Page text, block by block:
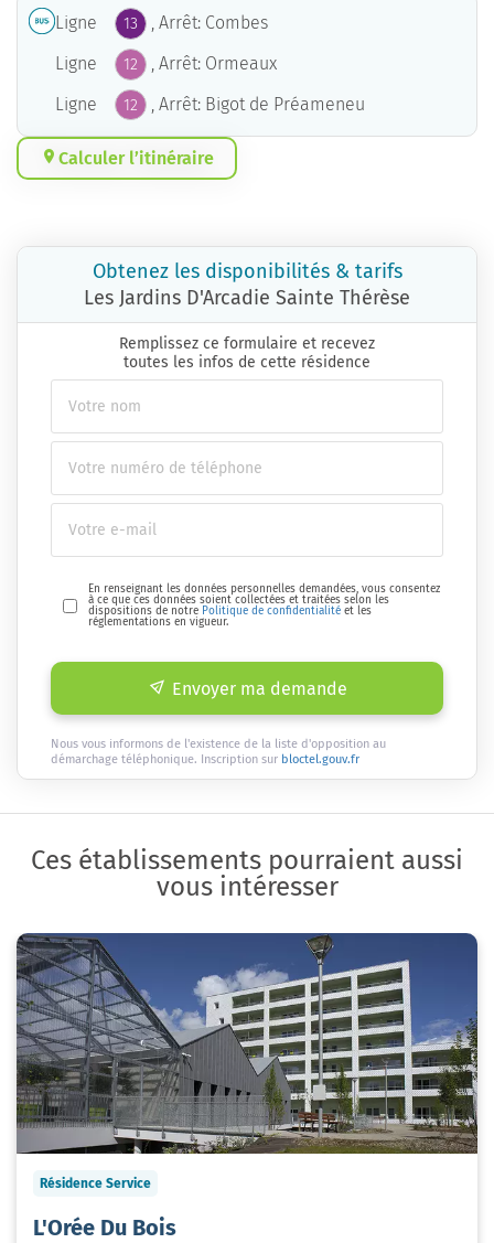
Ligne 13
, Arrêt: Combes
Ligne
12
, Arrêt: Ormeaux
Ligne
12 , Arrêt: Bigot de Préameneu
Calculer l’itinéraire
Obtenez les disponibilités & tarifs
Les Jardins D'Arcadie Sainte Thérèse
Remplissez ce formulaire et recevez
toutes les infos de cette résidence
En renseignant les données personnelles demandées, vous consentez
à ce que ces données soient collectées et traitées selon les
dispositions de notre Politique de confidentialité et les
réglementations en vigueur.
Envoyer ma demande
Nous vous informons de l'existence de la liste d'opposition au
démarchage téléphonique. Inscription sur bloctel.gouv.fr
Ces établissements pourraient aussi
vous intéresser
Résidence Service
L'Orée Du Bois